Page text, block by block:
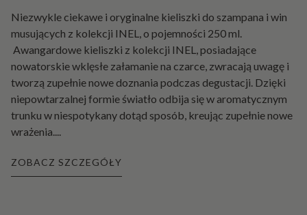
Niezwykle ciekawe i oryginalne kieliszki do szampana i win
musujących z kolekcji INEL, o pojemności 250 ml.
Awangardowe kieliszki z kolekcji INEL, posiadające
nowatorskie wklęsłe załamanie na czarce, zwracają uwagę i
tworzą zupełnie nowe doznania podczas degustacji. Dzięki
niepowtarzalnej formie światło odbija się w aromatycznym
trunku w niespotykany dotąd sposób, kreując zupełnie nowe
wrażenia....
ZOBACZ SZCZEGÓŁY